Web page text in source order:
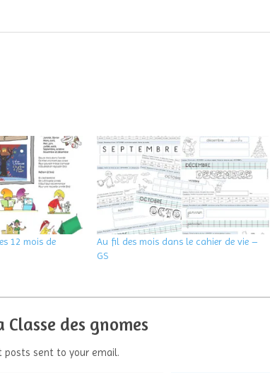
12 mois de
Au fil des mois dans le cahier de vie –
GS
des gnomes
sent to your email.